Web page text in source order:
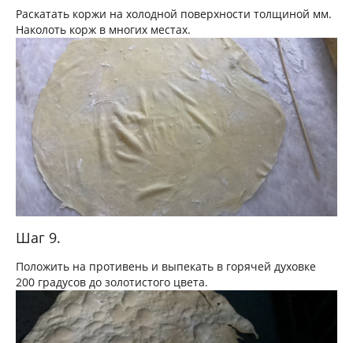
Раскатать коржи на холодной поверхности толщиной мм.
Наколоть корж в многих местах.
Шаг 9.
Положить на противень и выпекать в горячей духовке
200 градусов до золотистого цвета.